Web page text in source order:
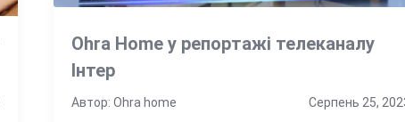
Ohra Home у репортажі телеканалу
Інтер
Автор: Ohra home Серпень 25,